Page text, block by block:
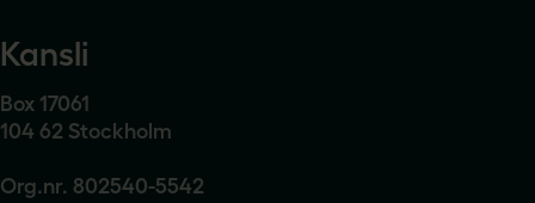
Kansli
Box 17061
104 62 Stockholm
Org.nr. 802540-5542